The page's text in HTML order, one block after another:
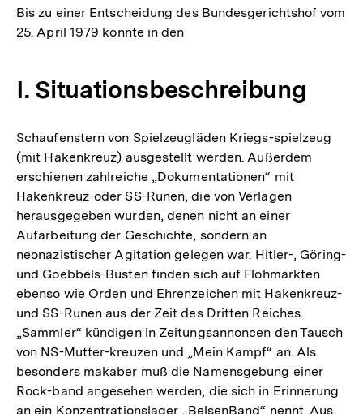
Bis zu einer Entscheidung des Bundesgerichtshof vom
25. April 1979 konnte in den
I. Situationsbeschreibung
Schaufenstern von Spielzeugläden Kriegs-spielzeug
(mit Hakenkreuz) ausgestellt werden. Außerdem
erschienen zahlreiche „Dokumentationen“ mit
Hakenkreuz-oder SS-Runen, die von Verlagen
herausgegeben wurden, denen nicht an einer
Aufarbeitung der Geschichte, sondern an
neonazistischer Agitation gelegen war. Hitler-, Göring-
und Goebbels-Büsten finden sich auf Flohmärkten
ebenso wie Orden und Ehrenzeichen mit Hakenkreuz-
und SS-Runen aus der Zeit des Dritten Reiches.
„Sammler“ kündigen in Zeitungsannoncen den Tausch
von NS-Mutter-kreuzen und „Mein Kampf“ an. Als
besonders makaber muß die Namensgebung einer
Rock-band angesehen werden, die sich in Erinnerung
an ein Konzentrationslager „BelsenBand“ nennt. Aus